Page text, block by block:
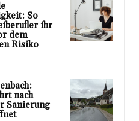
So
ihr
dem
Risiko
nach
Sanierung